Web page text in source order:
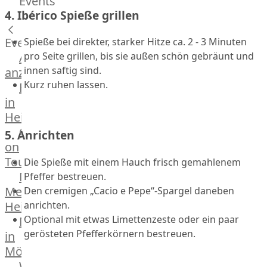
Hardware
Küchenhelfer
Grillgeräte
Beefer®
Gasgrills
Big
Green
Egg
Grill
Nesmuk
Berkel
Dry
Aging
Schrank
Bücher
&
Poster
Events
Alle
anzeigen
Fleischkompetenz
in
Heinsberg
OTTO
on
Tour
Männer
Metzger
Heinsberg
Markthalle
in
Mönchengladbach
4. Ibérico Spieße grillen
Spieße bei direkter, starker Hitze ca. 2 - 3 Minuten
pro Seite grillen, bis sie außen schön gebräunt und
innen saftig sind.
Kurz ruhen lassen.
5. Anrichten
Die Spieße mit einem Hauch frisch gemahlenem
Pfeffer bestreuen.
Den cremigen „Cacio e Pepe“-Spargel daneben
anrichten.
Optional mit etwas Limettenzeste oder ein paar
gerösteten Pfefferkörnern bestreuen.